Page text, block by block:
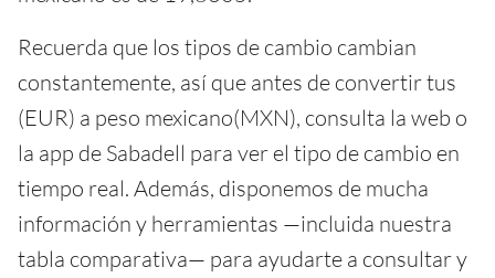
Recuerda que los tipos de cambio cambian
constantemente, así que antes de convertir tus
(EUR) a peso mexicano(MXN), consulta la web o
la app de Sabadell para ver el tipo de cambio en
tiempo real. Además, disponemos de mucha
información y herramientas —incluida nuestra
tabla comparativa— para ayudarte a consultar y